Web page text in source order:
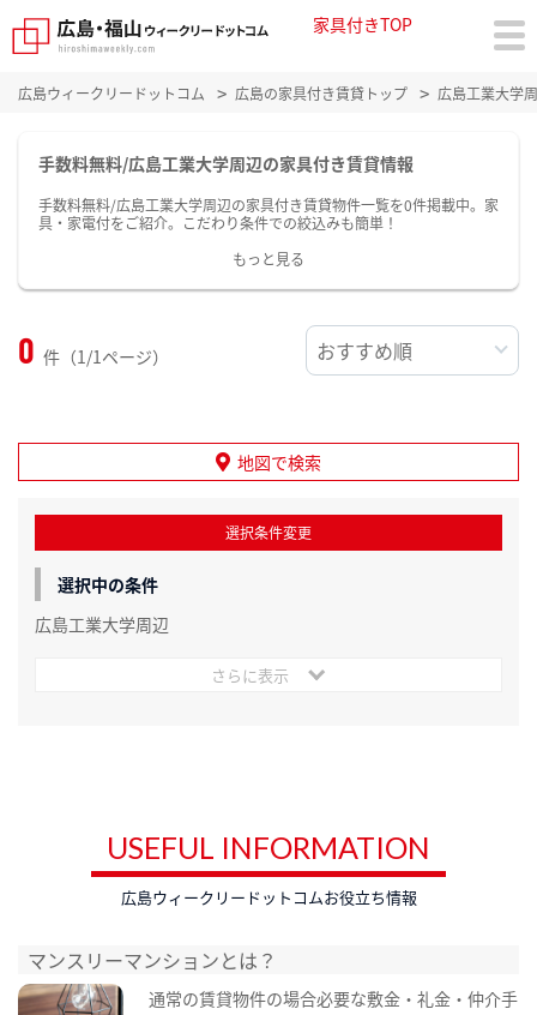
家具付きTOP
広島ウィークリードットコム 広島の家具付き賃貸トップ 広島工業大学
手数料無料/広島工業大学周辺の家具付き賃貸情報
手数料無料/広島工業大学周辺の家具付き賃貸物件一覧を0件掲載中。家
具・家電付をご紹介。こだわり条件での絞込みも簡単！
もっと見る
0 件（1/1ページ）
地図で検索
選択条件変更
選択中の条件
広島工業大学周辺
さらに表示
USEFUL INFORMATION
広島ウィークリードットコムお役立ち情報
マンスリーマンションとは？
通常の賃貸物件の場合必要な敷金・礼金・仲介手